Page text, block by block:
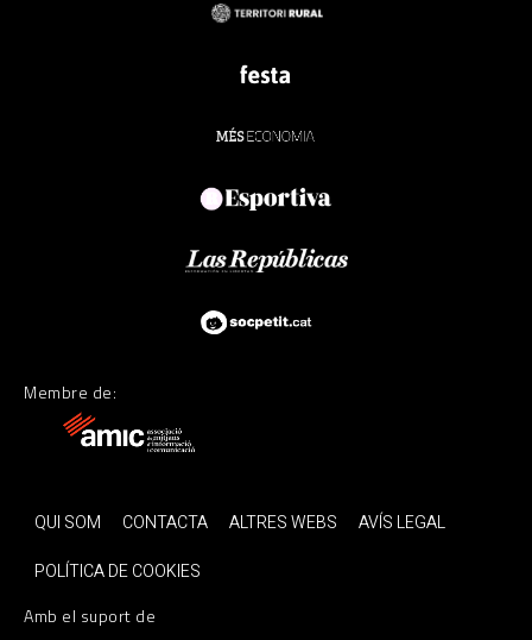
Membre de:
QUI SOM CONTACTA ALTRES WEBS
AVÍS LEGAL
POLÍTICA DE COOKIES
Amb el suport de